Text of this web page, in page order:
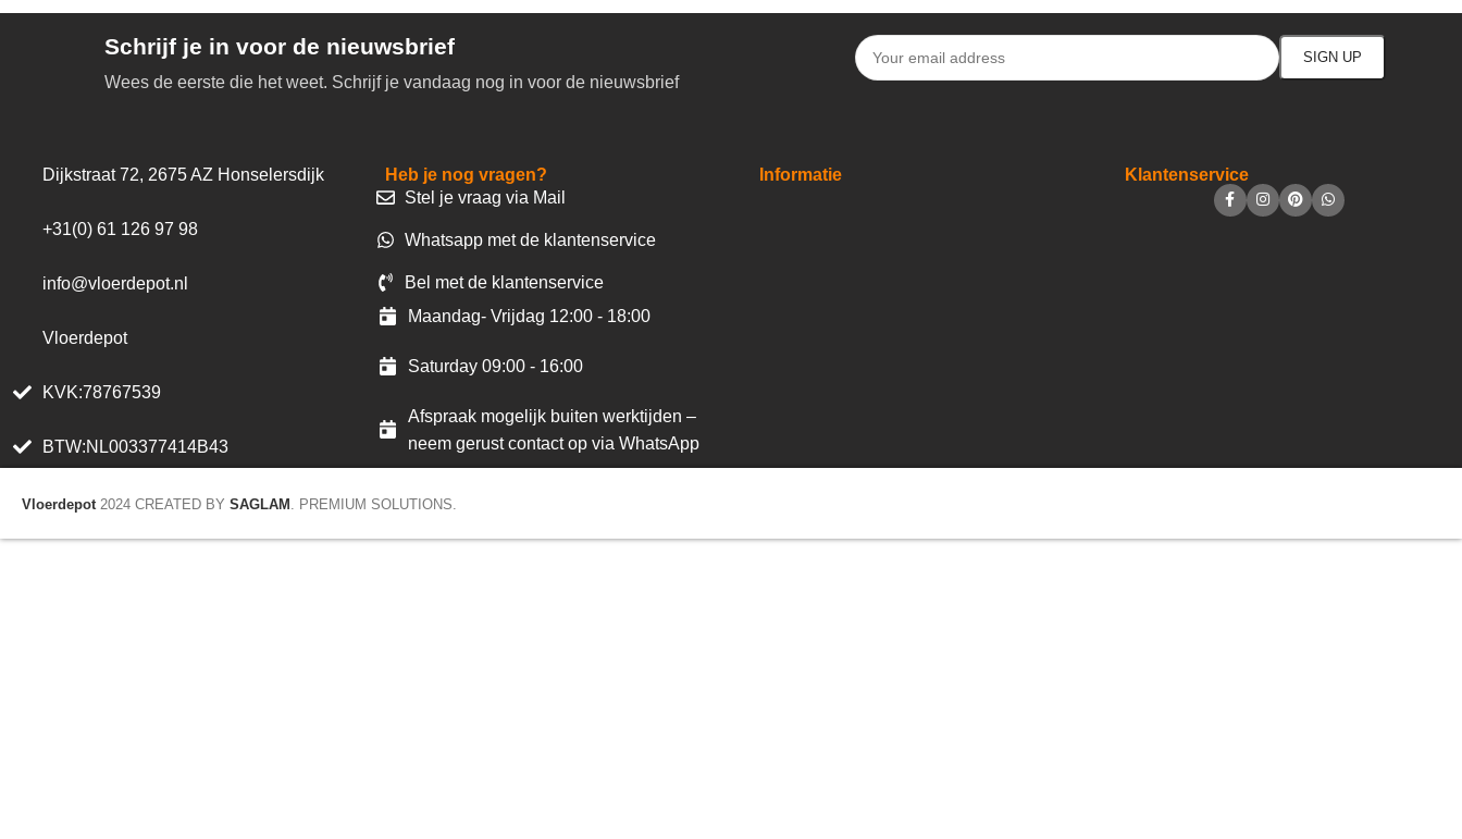
Schrijf je in voor de nieuwsbrief
Wees de eerste die het weet. Schrijf je vandaag nog in voor de nieuwsbrief
Dijkstraat 72, 2675 AZ Honselersdijk
+31(0) 61 126 97 98
info@vloerdepot.nl
Vloerdepot
KVK:78767539
BTW:NL003377414B43
Heb je nog vragen?
Stel je vraag via Mail
Whatsapp met de klantenservice
Bel met de klantenservice
Maandag- Vrijdag 12:00 - 18:00
Saturday 09:00 - 16:00
Afspraak mogelijk buiten werktijden –
neem gerust contact op via WhatsApp
Informatie Klantenservice
Vloerdepot 2024 CREATED BY SAGLAM . PREMIUM SOLUTIONS.